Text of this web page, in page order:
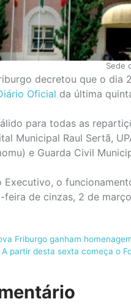
Sede
decretou que o
Oficial da última
para todas as
Municipal Raul Sertã,
e Guarda Civil
o
feira de cinzas, 2 de
Friburgo ganham
partir desta sexta começa o